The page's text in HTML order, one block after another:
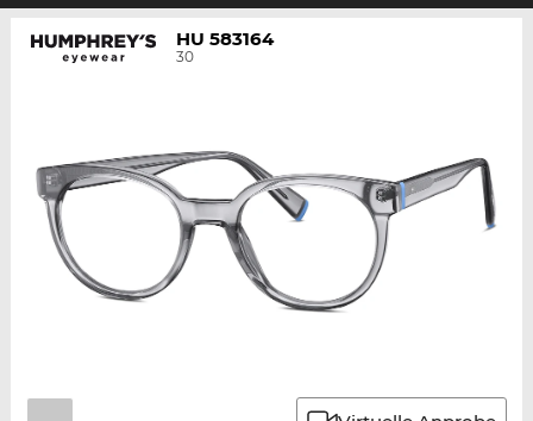
HU 583164
30